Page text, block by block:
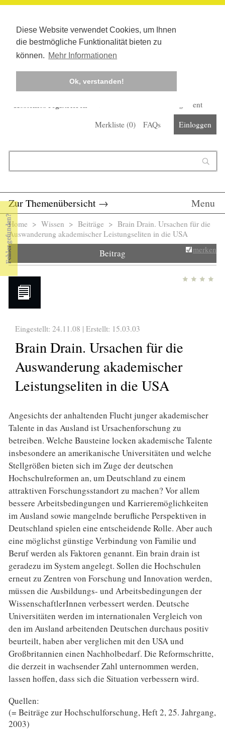
Diese Website verwendet Cookies, um Ihnen
die bestmögliche Funktionalität bieten zu
können. Mehr Informationen
Ok, verstanden!
Kostenlos registrieren
Corona-Management
Merkliste (0) FAQs Einloggen
Zur Themenübersicht → Menu
Sie sind hier
Home > Wissen > Beiträge > Brain Drain. Ursachen für die
Auswanderung akademischer Leistungseliten in die USA
Beitrag merken
Eingestellt: 24.11.08 | Erstellt: 15.03.03
Brain Drain. Ursachen für die
Auswanderung akademischer
Leistungseliten in die USA
Angesichts der anhaltenden Flucht junger akademischer
Talente in das Ausland ist Ursachenforschung zu
betreiben. Welche Bausteine locken akademische Talente
insbesondere an amerikanische Universitäten und welche
Stellgrößen bieten sich im Zuge der deutschen
Hochschulreformen an, um Deutschland zu einem
attraktiven Forschungsstandort zu machen? Vor allem
bessere Arbeitsbedingungen und Karrieremöglichkeiten
im Ausland sowie mangelnde berufliche Perspektiven in
Deutschland spielen eine entscheidende Rolle. Aber auch
eine möglichst günstige Verbindung von Familie und
Beruf werden als Faktoren genannt. Ein brain drain ist
geradezu im System angelegt. Sollen die Hochschulen
erneut zu Zentren von Forschung und Innovation werden,
müssen die Ausbildungs- und Arbeitsbedingungen der
WissenschaftlerInnen verbessert werden. Deutsche
Universitäten werden im internationalen Vergleich von
den im Ausland arbeitenden Deutschen durchaus positiv
beurteilt, haben aber verglichen mit den USA und
Großbritannien einen Nachholbedarf. Die Reformschritte,
die derzeit in wachsender Zahl unternommen werden,
lassen hoffen, dass sich die Situation verbessern wird.
Quellen:
(= Beiträge zur Hochschulforschung, Heft 2, 25. Jahrgang,
2003)